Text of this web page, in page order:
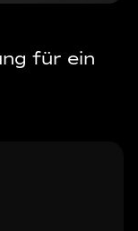
für ein